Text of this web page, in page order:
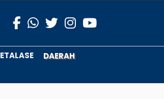
ETALASE
DAERAH